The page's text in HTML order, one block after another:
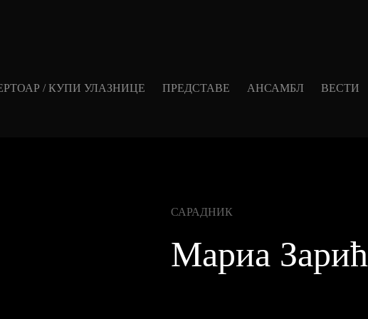
/ КУПИ УЛАЗНИЦЕ ПРЕДСТАВЕ АНСАМБЛ ВЕСТИ
САРАДНИК
Мариа Зарић